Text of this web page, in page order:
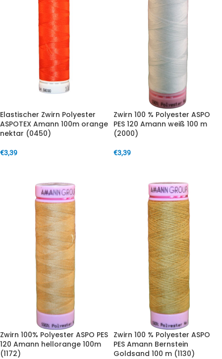
Elastischer Zwirn Polyester
ASPOTEX Amann 100m orange
nektar (0450)
€3,39
Zwirn 100 % Polyester ASPO
PES 120 Amann weiß 100 m
(2000)
€3,39
Zwirn 100% Polyester ASPO PES
120 Amann hellorange 100m
(1172)
Zwirn 100 % Polyester ASPO
PES Amann Bernstein
Goldsand 100 m (1130)